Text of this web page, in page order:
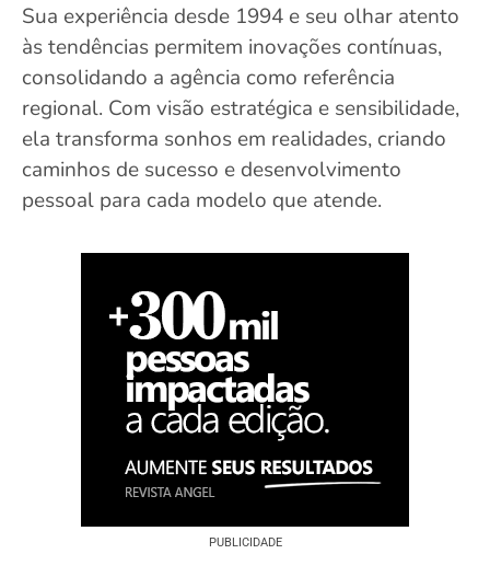
Sua experiência desde 1994 e seu olhar atento
às tendências permitem inovações contínuas,
consolidando a agência como referência
regional. Com visão estratégica e sensibilidade,
ela transforma sonhos em realidades, criando
caminhos de sucesso e desenvolvimento
pessoal para cada modelo que atende.
PUBLICIDADE